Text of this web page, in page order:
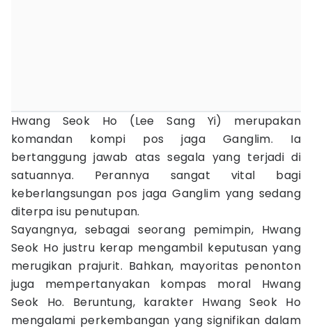
Hwang Seok Ho (Lee Sang Yi) merupakan
komandan kompi pos jaga Ganglim. Ia
bertanggung jawab atas segala yang terjadi di
satuannya. Perannya sangat vital bagi
keberlangsungan pos jaga Ganglim yang sedang
diterpa isu penutupan.
Sayangnya, sebagai seorang pemimpin, Hwang
Seok Ho justru kerap mengambil keputusan yang
merugikan prajurit. Bahkan, mayoritas penonton
juga mempertanyakan kompas moral Hwang
Seok Ho. Beruntung, karakter Hwang Seok Ho
mengalami perkembangan yang signifikan dalam